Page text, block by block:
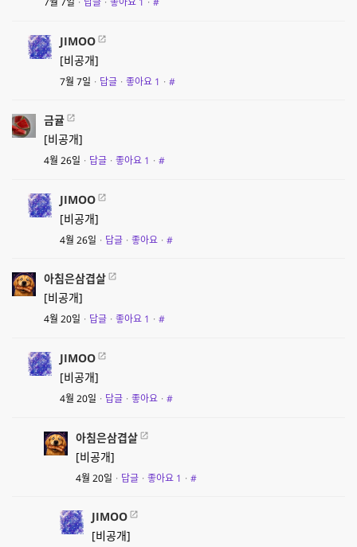
JIMOO
[비공개]
7월 7일 · 답글 · 좋아요 1 · #
금귤
[비공개]
4월 26일 · 답글 · 좋아요 1 · #
JIMOO
[비공개]
4월 26일 · 답글 · 좋아요 · #
아침은삼겹살
[비공개]
4월 20일 · 답글 · 좋아요 1 · #
JIMOO
[비공개]
4월 20일 · 답글 · 좋아요 · #
아침은삼겹살
[비공개]
4월 20일 · 답글 · 좋아요 1 · #
JIMOO
[비공개]